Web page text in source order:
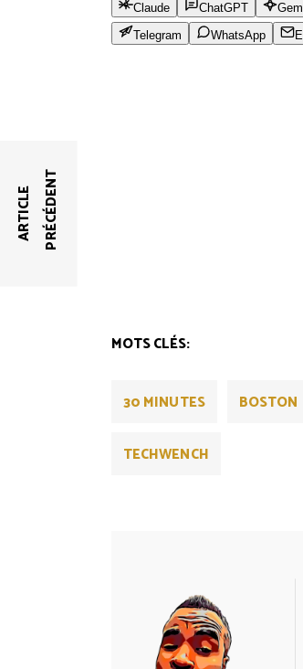
Claude ChatGPT
Telegram
WhatsApp
MOTS CLÉS:
30 MINUTES BOSTON
TECHWENCH
A
R
T
I
C
L
E
P
R
É
C
É
D
E
N T